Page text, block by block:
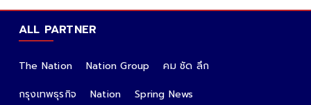
ALL PARTNER
The Nation Nation Group
คม ชัด ลึก
กรุงเทพธุรกิจ
Nation
Spring News